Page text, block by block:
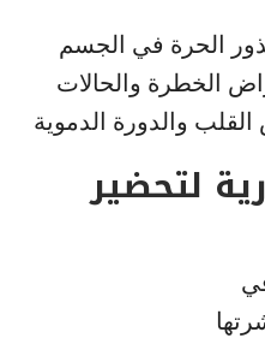
الحرة في الجسم
الخطرة والحالات
والدورة الدموية
لتحضير